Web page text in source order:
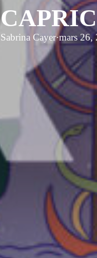
Sabrina Cayer·mars 26,